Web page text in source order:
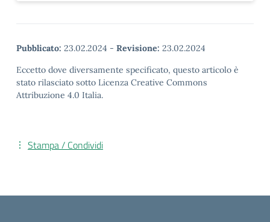
Pubblicato: 23.02.2024 - Revisione: 23.02.2024
Eccetto dove diversamente specificato, questo articolo è
stato rilasciato sotto Licenza Creative Commons
Attribuzione 4.0 Italia.
Stampa / Condividi